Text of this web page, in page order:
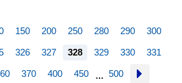
150 200 250 280 290 300
326 327 328 329 330 331
370 400 450 … 500